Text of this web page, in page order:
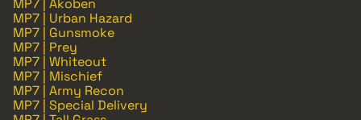
MP7 | Akoben
MP7 | Urban Hazard
MP7 | Gunsmoke
MP7 | Prey
MP7 | Whiteout
MP7 | Mischief
MP7 | Army Recon
MP7 | Special Delivery